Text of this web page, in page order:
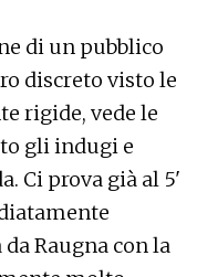
di un pubblico
discreto visto le
rigide, vede le
gli indugi e
Ci prova già al 5'
Raugna con la